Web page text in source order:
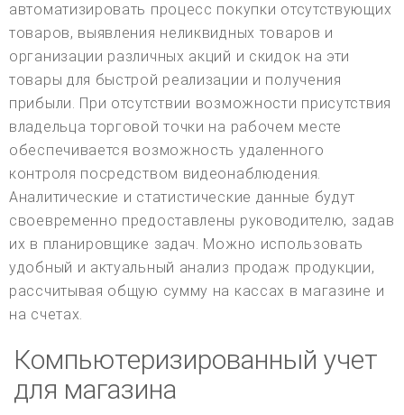
автоматизировать процесс покупки отсутствующих
товаров, выявления неликвидных товаров и
организации различных акций и скидок на эти
товары для быстрой реализации и получения
прибыли. При отсутствии возможности присутствия
владельца торговой точки на рабочем месте
обеспечивается возможность удаленного
контроля посредством видеонаблюдения.
Аналитические и статистические данные будут
своевременно предоставлены руководителю, задав
их в планировщике задач. Можно использовать
удобный и актуальный анализ продаж продукции,
рассчитывая общую сумму на кассах в магазине и
на счетах.
Компьютеризированный учет
для магазина